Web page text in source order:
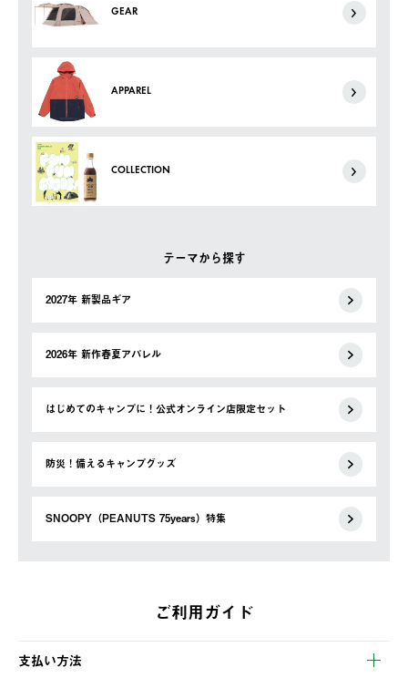
GEAR
APPAREL
COLLECTION
テーマから探す
2027年 新製品ギア
2026年 新作春夏アパレル
はじめてのキャンプに！公式オンライン店限定セット
防災！備えるキャンプグッズ
SNOOPY（PEANUTS 75years）特集
ご利用ガイド
支払い方法